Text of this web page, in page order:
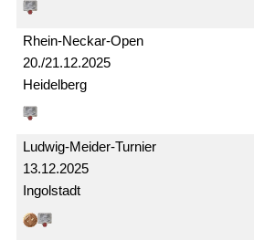
20./21.12.2025
Rhein-Neckar-Open
Heidelberg
13.12.2025
Ludwig-Meider-Turnier
Ingolstadt